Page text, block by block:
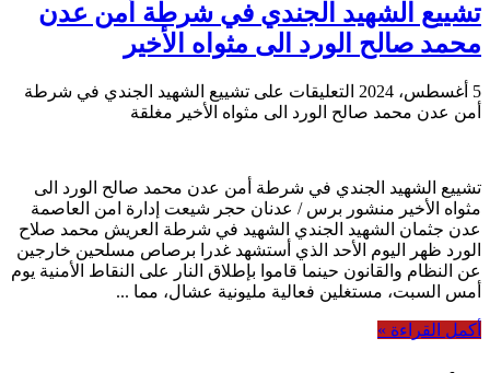
تشييع الشهيد الجندي في شرطة أمن عدن
محمد صالح الورد الى مثواه الأخير
5 أغسطس، 2024 التعليقات على تشييع الشهيد الجندي في شرطة
أمن عدن محمد صالح الورد الى مثواه الأخير مغلقة
تشييع الشهيد الجندي في شرطة أمن عدن محمد صالح الورد الى
مثواه الأخير منشور برس / عدنان حجر شيعت إدارة امن العاصمة
عدن جثمان الشهيد الجندي الشهيد في شرطة العريش محمد صلاح
الورد ظهر اليوم الأحد الذي أستشهد غدرا برصاص مسلحين خارجين
عن النظام والقانون حينما قاموا بإطلاق النار على النقاط الأمنية يوم
أمس السبت، مستغلين فعالية مليونية عشال، مما ...
أكمل القراءة »